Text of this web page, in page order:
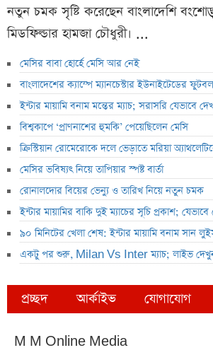
নতুন চমক সৃষ্টি করেছেন বাংলাদেশি
মিডফিল্ডার হামজা চৌধুরী। ...
মেসির বাবা হোর্হে মেসি আর নেই
বাংলাদেশের ক্যাম্পে ম্যানচেস্টার ইউনাইটেডের
ইন্টার মায়ামি বনাম মন্তের ম্যাচ; সরাসরি যেভাবে
বিশ্বকাপে ‘প্রাণনাশের হুমকি’ পেয়েছিলেন মেসি
ক্রিস্টিয়ান রোমেরোকে দলে ভেড়াতে মরিয়া
মেসির ভবিষ্যৎ নিয়ে তাপিয়ার স্পষ্ট বার্তা
রোনালদোর বিয়ের ভেন্যু ও তারিখ নিয়ে নতুন চমক
ইন্টার মায়ামির বাকি দুই ম্যাচের সূচি প্রকাশ;
৯০ মিনিটের খেলা শেষ: ইন্টার মায়ামি বনাম সান
একটু পর শুরু, Milan Vs Inter ম্যাচ; লাইভ
প্রচ্ছদ আর্কাইভ যোগাযোগ
M M Online Media